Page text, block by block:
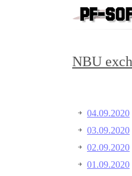
NBU
04.09.2020
03.09.2020
02.09.2020
01.09.2020